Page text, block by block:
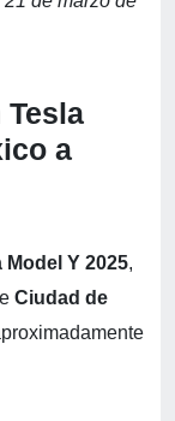
a
Model Y 2025,
Ciudad de